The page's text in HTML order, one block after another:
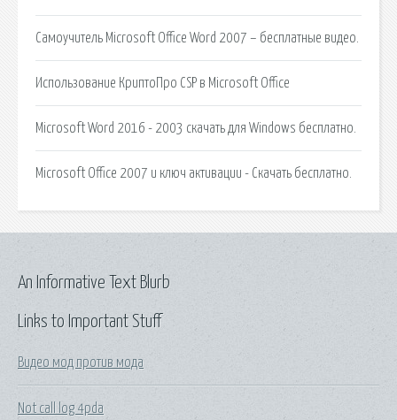
Самоучитель Microsoft Office Word 2007 – бесплатные видео.
Использование КриптоПро CSP в Microsoft Office
Microsoft Word 2016 - 2003 скачать для Windows бесплатно.
Microsoft Office 2007 и ключ активации - Cкачать бесплатно.
Links to Important Stuff
Видео мод против мода
Not call log 4pda
An Informative Text Blurb